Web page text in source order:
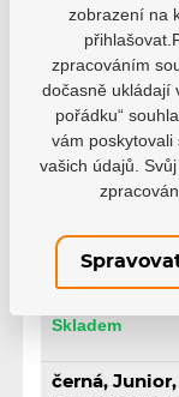
černá, Junior,
EAN:
Skladem
černá, Junior,
EAN:
Skladem
černá,
EAN:
Skladem
černá, Junior,
zobrazení na
zpracováním
dočasně ukládají
pořádku“
vám poskytovali
vašich údajů.